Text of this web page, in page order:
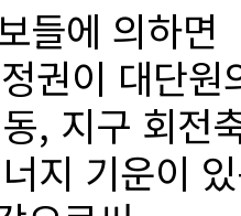
들에 의하면
권이 대단
, 지구 회전
지 기운이